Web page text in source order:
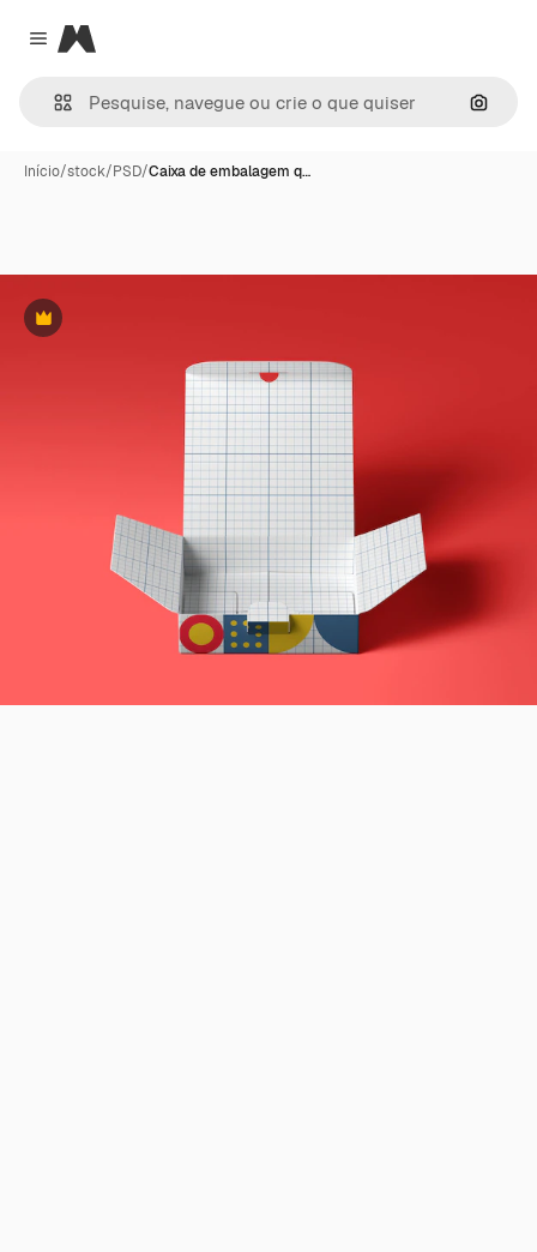
Close menu
Magnific
Início/stock/PSD/Caixa de embalagem q…
Premium